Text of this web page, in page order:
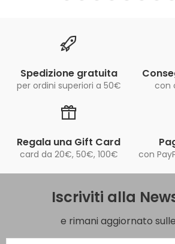
Spedizione gratuita
per ordini superiori a 50€ con
Regala una Gift Card
card da 20€, 50€, 100€ con
Iscriviti alla
e rimani aggiornato